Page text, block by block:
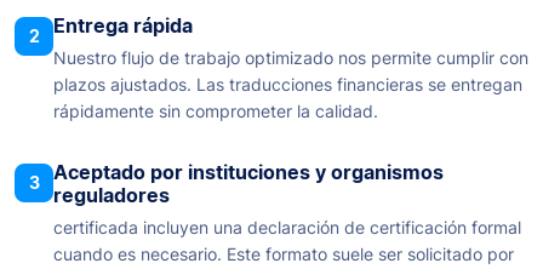
2 Entrega rápida
Nuestro flujo de trabajo optimizado nos permite cumplir con
plazos ajustados. Las traducciones financieras se entregan
rápidamente sin comprometer la calidad.
3
Aceptado por instituciones y organismos
reguladores
certificada incluyen una declaración de certificación formal
cuando es necesario. Este formato suele ser solicitado por